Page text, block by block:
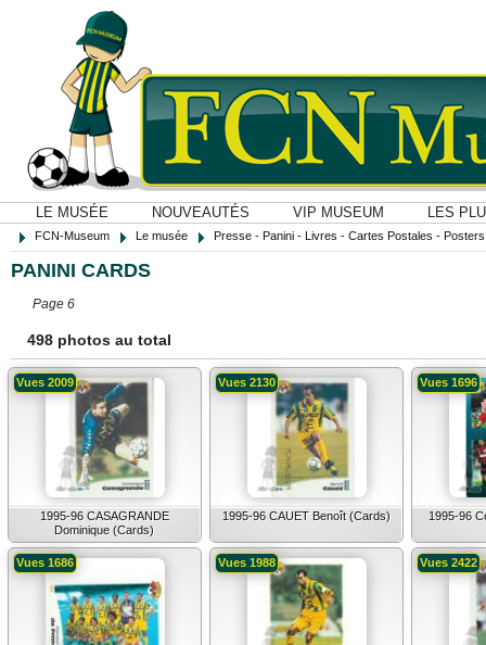
LE MUSÉE NOUVEAUTÉS VIP MUSEUM LES
FCN-Museum Le musée Presse - Panini - Livres - Cartes Postales -
PANINI CARDS
Page 6
498 photos au total
1995-96 CASAGRANDE
Dominique (Cards)
Vues 2009
1995-96 CAUET Benoît (Cards)
Vues 2130
1995-96
Vues 1696
Vues 1686 Vues 1988 Vues 2422